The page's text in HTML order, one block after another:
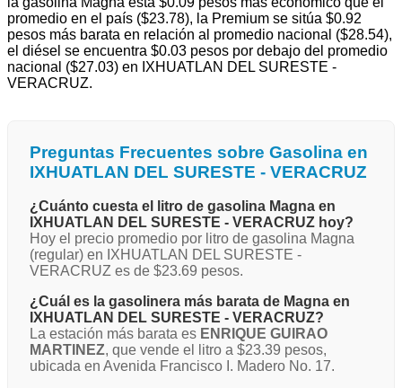
promedio en el país ($23.78), la Premium se sitúa $0.92
pesos más barata en relación al promedio nacional ($28.54),
el diésel se encuentra $0.03 pesos por debajo del promedio
nacional ($27.03) en IXHUATLAN DEL SURESTE -
VERACRUZ.
Preguntas Frecuentes sobre Gasolina en
IXHUATLAN DEL SURESTE - VERACRUZ
¿Cuánto cuesta el litro de gasolina Magna en
IXHUATLAN DEL SURESTE - VERACRUZ hoy?
Hoy el precio promedio por litro de gasolina Magna
(regular) en IXHUATLAN DEL SURESTE -
VERACRUZ es de $23.69 pesos.
¿Cuál es la gasolinera más barata de Magna en
IXHUATLAN DEL SURESTE - VERACRUZ?
La estación más barata es ENRIQUE GUIRAO
MARTINEZ, que vende el litro a $23.39 pesos,
ubicada en Avenida Francisco I. Madero No. 17.